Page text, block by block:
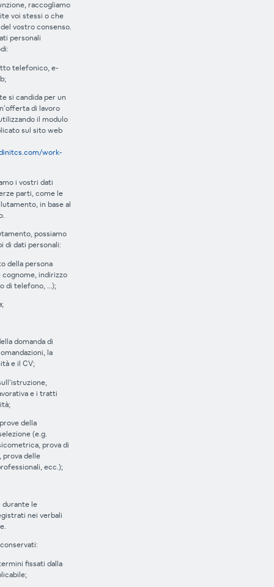
raccogliamo
voi stessi o che
vostro consenso.
personali
telefonico, e-
si candida per un
di lavoro
il modulo
sul sito web
work-
i vostri dati
parti, come le
in base al
possiamo
di dati personali:
della persona
cognome, indirizzo
di telefono, …);
domanda di
la
e il CV;
e i tratti
della
(e.g.
prova di
prova delle
ecc.);
durante le
nei verbali
fissati dalla